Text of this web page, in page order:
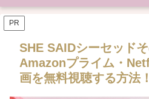
PR
SHE SAIDシーセッド
Amazonプライム・
画を無料視聴する方法！